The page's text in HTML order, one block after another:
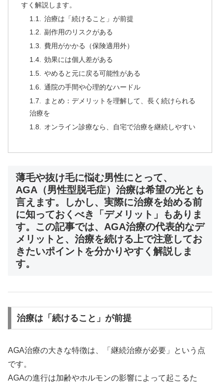
すく解説します。
治療は「続けること」が前提
副作用のリスクがある
費用がかかる（保険適用外）
効果には個人差がある
やめると元に戻る可能性がある
通院の手間や心理的なハードル
まとめ：デメリットを理解して、長く続けられる
治療を
オンライン診療なら、自宅で治療を継続しやすい
薄毛や抜け毛に悩む男性にとって、
AGA（男性型脱毛症）治療は希望の光とも
言えます。しかし、実際に治療を始める前
に知っておくべき「デメリット」もありま
す。この記事では、AGA治療の代表的なデ
メリットと、治療を続ける上で注意してお
きたいポイントを分かりやすく解説しま
す。
治療は「続けること」が前提
AGA治療の大きな特徴は、「継続治療が必要」という点
です。
AGAの進行は加齢やホルモンの影響によって起こるた